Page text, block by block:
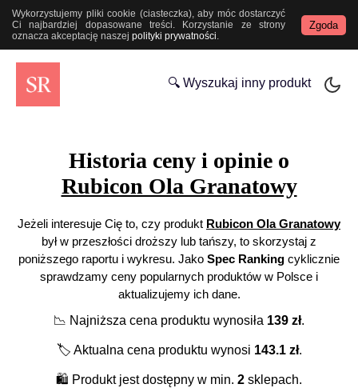
Wykorzystujemy pliki cookie (ciasteczka), aby móc dostarczyć
Ci najbardziej dopasowane treści. Korzystanie ze strony
oznacza akceptację naszej polityki prywatności.
Zgoda
🔍 Wyszukaj inny produkt
Historia ceny i opinie o
Rubicon Ola Granatowy
Jeżeli interesuje Cię to, czy produkt Rubicon Ola Granatowy
był w przeszłości droższy lub tańszy, to skorzystaj z
poniższego raportu i wykresu. Jako Spec Ranking cyklicznie
sprawdzamy ceny popularnych produktów w Polsce i
aktualizujemy ich dane.
📉 Najniższa cena produktu wynosiła 139 zł.
🏷️ Aktualna cena produktu wynosi 143.1zł.
🛍️ Produkt jest dostępny w min. 2 sklepach.